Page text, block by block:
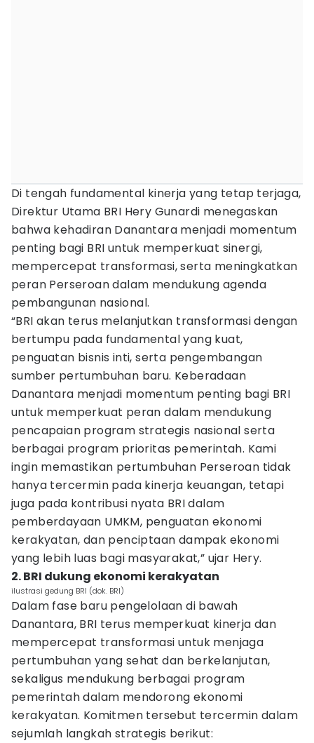
Di tengah fundamental kinerja yang tetap terjaga,
Direktur Utama BRI Hery Gunardi menegaskan
bahwa kehadiran Danantara menjadi momentum
penting bagi BRI untuk memperkuat sinergi,
mempercepat transformasi, serta meningkatkan
peran Perseroan dalam mendukung agenda
pembangunan nasional.
“BRI akan terus melanjutkan transformasi dengan
bertumpu pada fundamental yang kuat,
penguatan bisnis inti, serta pengembangan
sumber pertumbuhan baru. Keberadaan
Danantara menjadi momentum penting bagi BRI
untuk memperkuat peran dalam mendukung
pencapaian program strategis nasional serta
berbagai program prioritas pemerintah. Kami
ingin memastikan pertumbuhan Perseroan tidak
hanya tercermin pada kinerja keuangan, tetapi
juga pada kontribusi nyata BRI dalam
pemberdayaan UMKM, penguatan ekonomi
kerakyatan, dan penciptaan dampak ekonomi
yang lebih luas bagi masyarakat,” ujar Hery.
2. BRI dukung ekonomi kerakyatan
ilustrasi gedung BRI (dok. BRI)
Dalam fase baru pengelolaan di bawah
Danantara, BRI terus memperkuat kinerja dan
mempercepat transformasi untuk menjaga
pertumbuhan yang sehat dan berkelanjutan,
sekaligus mendukung berbagai program
pemerintah dalam mendorong ekonomi
kerakyatan. Komitmen tersebut tercermin dalam
sejumlah langkah strategis berikut: